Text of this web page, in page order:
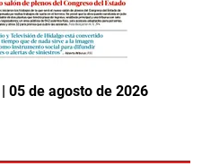
05 de agosto de 2026